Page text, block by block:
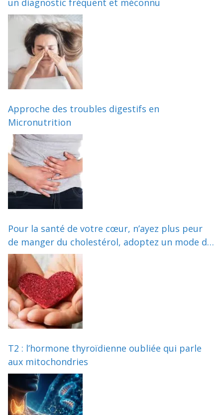
Approche des troubles digestifs en
Micronutrition
Pour la santé de votre cœur, n’ayez plus peur
de manger du cholestérol, adoptez un mode de
vie sain et méfiez-vous des statines
T2 : l’hormone thyroïdienne oubliée qui parle
aux mitochondries